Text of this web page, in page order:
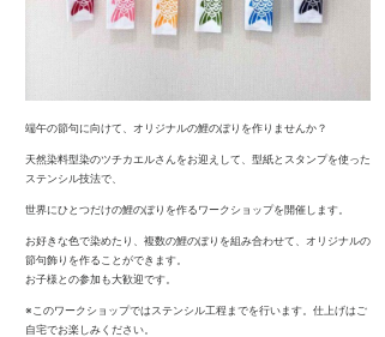
端午の節句に向けて、オリジナルの鯉のぼりを作りませんか？
天然染料型染のツチカエルさんをお迎えして、型紙とスタンプを使った
ステンシル技法で、
世界にひとつだけの鯉のぼりを作るワークショップを開催します。
お好きな色で染めたり、複数の鯉のぼりを組み合わせて、オリジナルの
節句飾りを作ることができます。
お子様との参加も大歓迎です。
※このワークショップではステンシル工程までを行います。仕上げはご
自宅でお楽しみください。